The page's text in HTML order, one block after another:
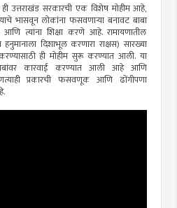
उत्तराखंड सरकारची एक विशेष मोहीम आहे,
भासवून लोकांना फसवणाऱ्या बनावट बाबा
त्यांना शिक्षा करणे आहे. रामायणातील
दिशाभूल करणारा राक्षस) सारख्या
ही मोहीम सुरू करण्यात आली. या
कारवाई करण्यात आली आहे आणि
प्रकारची फसवणूक आणि ढोंगीपणा